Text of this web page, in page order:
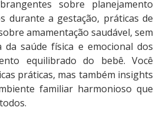
sobre planejamento
durante a gestação, práticas de
amamentação saudável, sem
da saúde física e emocional dos
equilibrado do bebê. Você
práticas, mas também insights
familiar harmonioso que